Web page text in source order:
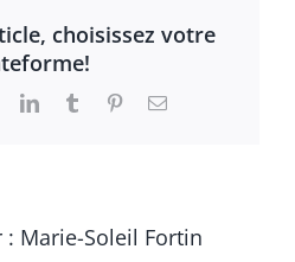
choisissez votre
LinkedInTumblr PinterestEmail
: Marie-Soleil Fortin